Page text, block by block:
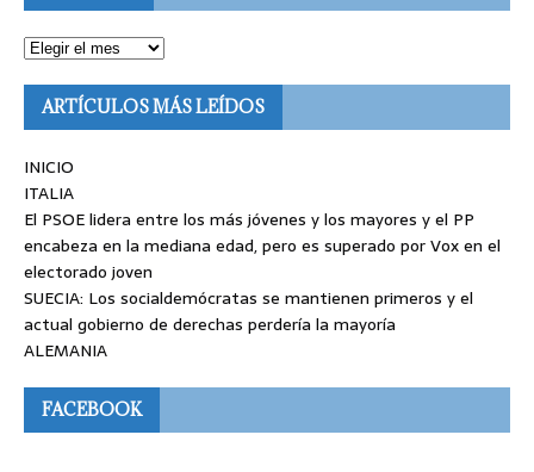
ARTÍCULOS MÁS LEÍDOS
INICIO
ITALIA
El PSOE lidera entre los más jóvenes y los mayores y el PP
encabeza en la mediana edad, pero es superado por Vox en el
electorado joven
SUECIA: Los socialdemócratas se mantienen primeros y el
actual gobierno de derechas perdería la mayoría
ALEMANIA
FACEBOOK